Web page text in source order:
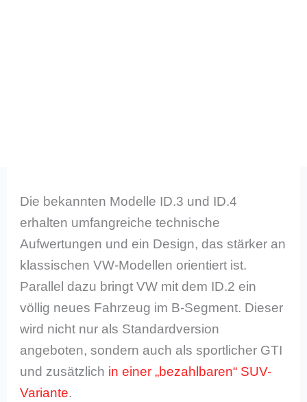
Die bekannten Modelle ID.3 und ID.4
erhalten umfangreiche technische
Aufwertungen und ein Design, das stärker an
klassischen VW-Modellen orientiert ist.
Parallel dazu bringt VW mit dem ID.2 ein
völlig neues Fahrzeug im B-Segment. Dieser
wird nicht nur als Standardversion
angeboten, sondern auch als sportlicher GTI
und zusätzlich in einer „bezahlbaren“ SUV-
Variante.